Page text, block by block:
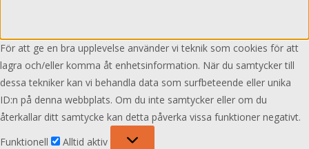
För att ge en bra upplevelse använder vi teknik som cookies för att
lagra och/eller komma åt enhetsinformation. När du samtycker till
dessa tekniker kan vi behandla data som surfbeteende eller unika
ID:n på denna webbplats. Om du inte samtycker eller om du
återkallar ditt samtycke kan detta påverka vissa funktioner negativt.
Funktionell
Alltid aktiv